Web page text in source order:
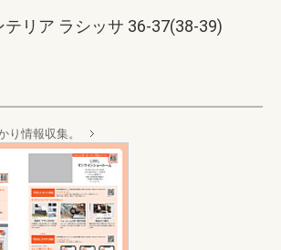
リア ラシッサ 36-37(38-39)
り情報収集。